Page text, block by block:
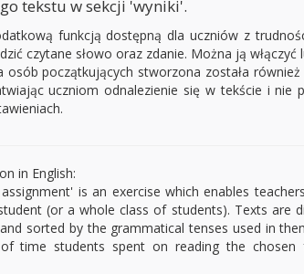
tekstu w sekcji 'wyniki'.
funkcją dostępną dla uczniów z
czytane słowo oraz zdanie. Można ją włączyć
osób początkujących stworzona została
uczniom odnalezienie się w tekście i nie
in English:
assignment' is an exercise which enables
(or a whole class of students). Texts are
sorted by the grammatical tenses used in
time students spent on reading the chosen